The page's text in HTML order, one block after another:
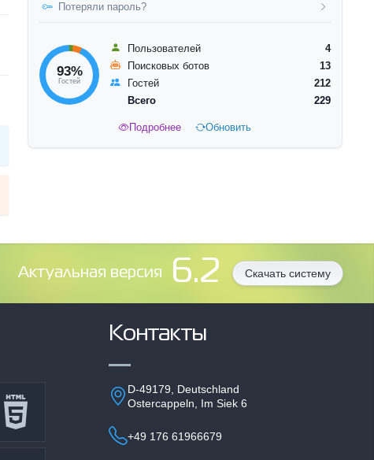
Потеряли пароль?
93%
Гостей
Пользователей
4
Поисковых ботов
13
Гостей
212
Всего
229
Подробнее Обновить
Aктуальная версия 6.2 Скачать систему
Контакты
D-49179, Deutschland
Ostercappeln, Im Siek 6
+49 176 61966679